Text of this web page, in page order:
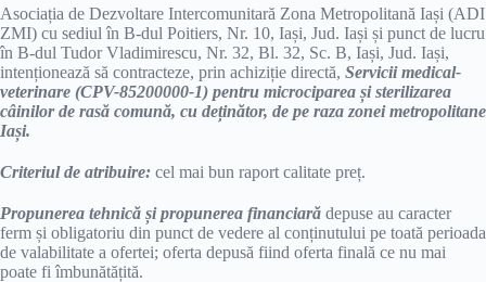
Asociația de Dezvoltare Intercomunitară Zona Metropolitană Iași (ADI
ZMI) cu sediul în B-dul Poitiers, Nr. 10, Iași, Jud. Iași și punct de lucru
în B-dul Tudor Vladimirescu, Nr. 32, Bl. 32, Sc. B, Iași, Jud. Iași,
intenționează să contracteze, prin achiziție directă, Servicii medical-
veterinare (CPV-85200000-1) pentru microciparea și sterilizarea
câinilor de rasă comună, cu deținător, de pe raza zonei metropolitane
Iași.
Criteriul de atribuire: cel mai bun raport calitate preț.
Propunerea tehnică și propunerea financiară depuse au caracter
ferm și obligatoriu din punct de vedere al conținutului pe toată perioada
de valabilitate a ofertei; oferta depusă fiind oferta finală ce nu mai
poate fi îmbunătățită.